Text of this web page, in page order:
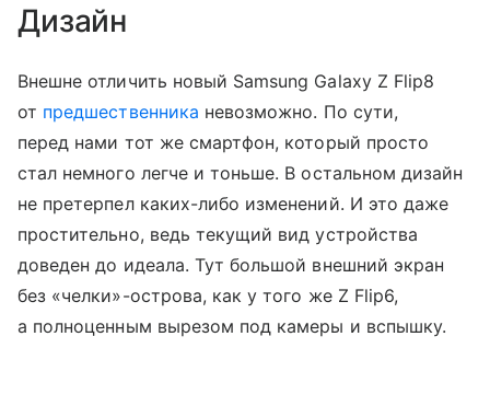
Дизайн
Внешне отличить новый Samsung Galaxy Z Flip8
от предшественника невозможно. По сути,
перед нами тот же смартфон, который просто
стал немного легче и тоньше. В остальном дизайн
не претерпел каких-либо изменений. И это даже
простительно, ведь текущий вид устройства
доведен до идеала. Тут большой внешний экран
без «челки»-острова, как у того же Z Flip6,
а полноценным вырезом под камеры и вспышку.